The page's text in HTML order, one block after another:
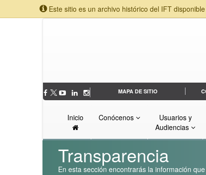
Este sitio es un archivo histórico del IFT
MAPA DE SITIO
Inicio Conócenos
Usuarios y
Audiencias
Transparencia
En esta sección encontrarás la información